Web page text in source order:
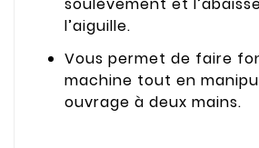
soulèvement et
l’aiguille.
Vous permet de faire
machine tout en
ouvrage à deux mains.